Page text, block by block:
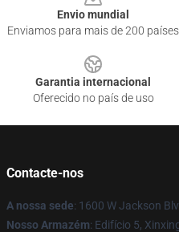
Envio mundial
Enviamos para mais de 200 países
Garantia internacional
Oferecido no país de uso
Contacte-nos
A nossa sede: 1600 W Jackson
Nosso Armazém: Edifício 5,